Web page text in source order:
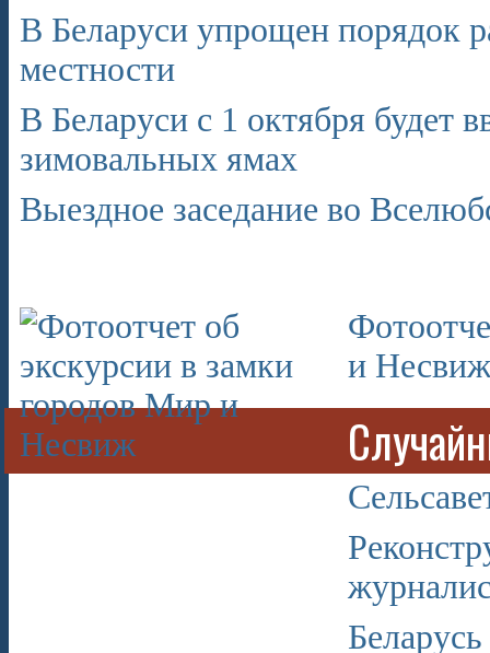
В Беларуси упрощен порядок
местности
В Беларуси с 1 октября будет
зимовальных ямах
Выездное заседание во
и Несвиж